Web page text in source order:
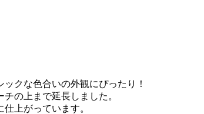
クな色合いの外観にぴったり！
の上まで延長しました。
上がっています。